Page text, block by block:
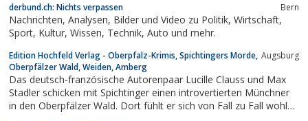
derbund.ch: Nichts verpassen Bern
Nachrichten, Analysen, Bilder und Video zu Politik, Wirtschaft,
Sport, Kultur, Wissen, Technik, Auto und mehr.
Edition Hochfeld Verlag - Oberpfalz-Krimis, Spichtingers Morde,
Oberpfälzer Wald, Weiden, Amberg
Augsburg
Das deutsch-französische Autorenpaar Lucille Clauss und Max
Stadler schicken mit Spichtinger einen introvertierten Münchner
in den Oberpfälzer Wald. Dort fühlt er sich von Fall zu Fall wohler